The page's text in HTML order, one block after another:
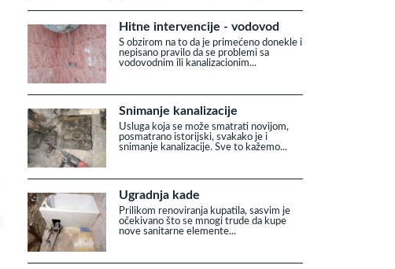
Hitne intervencije - vodovod
S obzirom na to da je primećeno donekle i
nepisano pravilo da se problemi sa
vodovodnim ili kanalizacionim...
Snimanje kanalizacije
Usluga koja se može smatrati novijom,
posmatrano istorijski, svakako je i
snimanje kanalizacije. Sve to kažemo...
Ugradnja kade
Prilikom renoviranja kupatila, sasvim je
očekivano što se mnogi trude da kupe
nove sanitarne elemente...